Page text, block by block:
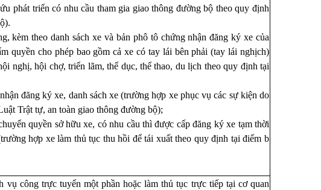
phát triển có nhu cầu tham gia giao thông đường bộ theo quy định
kèm theo danh sách xe và bản phô tô chứng nhận đăng ký xe của
quyền cho phép bao gồm cả xe có tay lái bên phải (tay lái nghịch)
nghị, hội chợ, triển lãm, thể dục, thể thao, du lịch theo quy định tại
đăng ký xe, danh sách xe (trường hợp xe phục vụ các sự kiện do
Trật tự, an toàn giao thông đường bộ);
quyền sở hữu xe, có nhu cầu thì được cấp đăng ký xe tạm thời
hợp xe làm thủ tục thu hồi để tái xuất theo quy định tại điểm b
công trực tuyến một phần hoặc làm thủ tục trực tiếp tại cơ quan